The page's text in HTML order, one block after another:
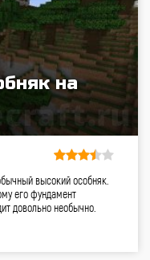
на
высокий особняк.
его фундамент
довольно необычно.